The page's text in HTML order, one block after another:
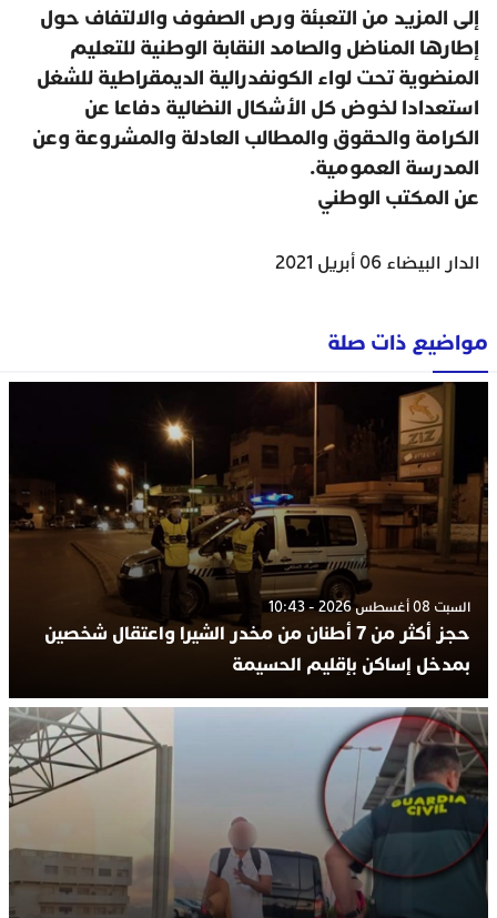
إلى المزيد من التعبئة ورص الصفوف والالتفاف حول
إطارها المناضل والصامد النقابة الوطنية للتعليم
المنضوية تحت لواء الكونفدرالية الديمقراطية للشغل
استعدادا لخوض كل الأشكال النضالية دفاعا عن
الكرامة والحقوق والمطالب العادلة والمشروعة وعن
المدرسة العمومية.
عن المكتب الوطني
الدار البيضاء 06 أبريل 2021
مواضيع ذات صلة
السبت 08 أغسطس 2026 - 10:43
حجز أكثر من 7 أطنان من مخدر الشيرا واعتقال شخصين
بمدخل إساكن بإقليم الحسيمة